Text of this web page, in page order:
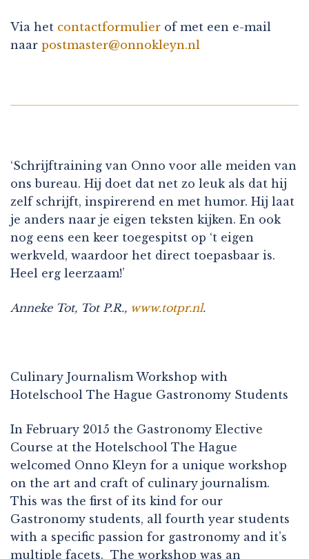
Via het contactformulier of met een e-mail
naar postmaster@onnokleyn.nl
‘Schrijftraining van Onno voor alle meiden van
ons bureau. Hij doet dat net zo leuk als dat hij
zelf schrijft, inspirerend en met humor. Hij laat
je anders naar je eigen teksten kijken. En ook
nog eens een keer toegespitst op ‘t eigen
werkveld, waardoor het direct toepasbaar is.
Heel erg leerzaam!’
Anneke Tot, Tot P.R., www.totpr.nl.
Culinary Journalism Workshop with
Hotelschool The Hague Gastronomy Students
In February 2015 the Gastronomy Elective
Course at the Hotelschool The Hague
welcomed Onno Kleyn for a unique workshop
on the art and craft of culinary journalism.
This was the first of its kind for our
Gastronomy students, all fourth year students
with a specific passion for gastronomy and it’s
multiple facets. The workshop was an